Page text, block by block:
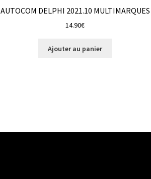
AUTOCOM DELPHI 2021.10 MULTIMARQUES
14.90€
Ajouter au panier